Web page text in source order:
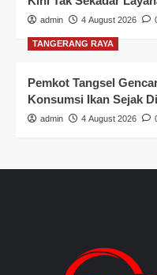
admin 4 August 2026
TANGERANG RAYA
Pemkot Tangsel
Konsumsi Ikan Sejak
admin 4 August 2026